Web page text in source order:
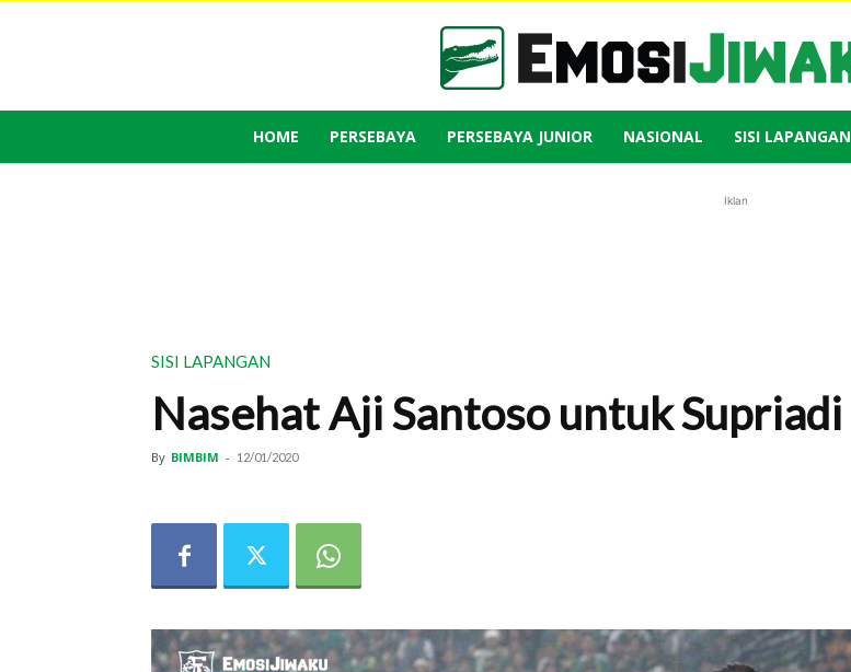
Emosi
HOME PERSEBAYA PERSEBAYA JUNIOR NASIONAL SISI LAPANGAN
Iklan
SISI LAPANGAN
Nasehat Aji Santoso untuk Supriadi
By BIMBIM - 12/01/2020